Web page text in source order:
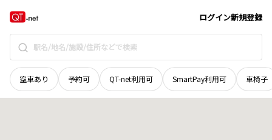
ログイン新規登録
空車あり 予約可 QT-net利用可 SmartPay利用可 車椅子
宮城県